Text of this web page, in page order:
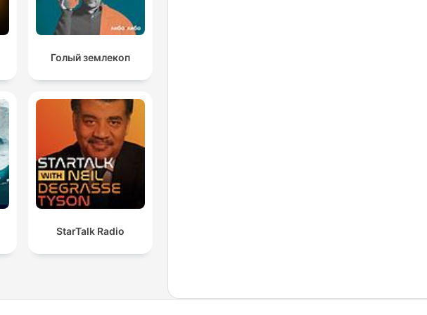
Голый землекоп
StarTalk Radio